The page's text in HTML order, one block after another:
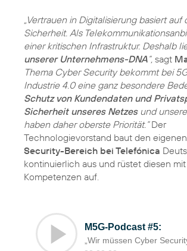
„Vertrauen in Digitalisierung basiert auf
Sicherheit. Als
einer kritischen Infrastruktur. Deshalb
unserer Unternehmens-DNA“, sagt
Thema Cyber Security bekommt bei
Industrie 4.0 eine ganz besondere
Schutz von Kundendaten und
Sicherheit unseres Netzesund
haben daher oberste Priorität.“Der
Technologievorstand baut den eigenen
Security-Bereich bei Telefónica
kontinuierlich aus und rüstet diesen
Kompetenzen auf.